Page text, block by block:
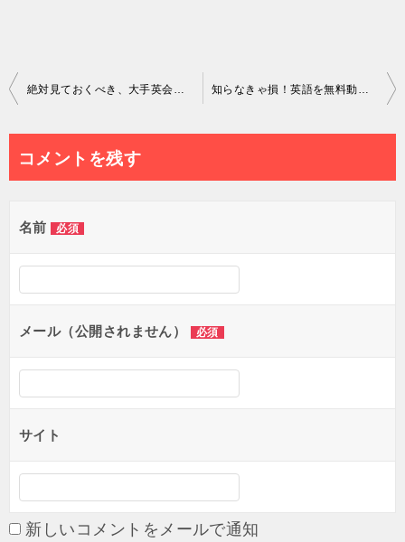
投
ナ
ビ
ゲ
絶対見ておくべき、大手英会話の勧誘方法とすっぱり断れる方法 知らなきゃ損！英語を無料動画を使って効率良く勉強する方法とは？
コメントを残す
名前 必須
メール（公開されません） 必須
サイト
新しいコメントをメールで通知